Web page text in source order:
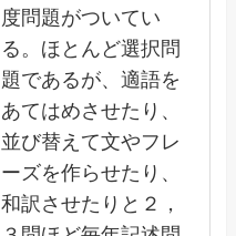
度問題がついてい
る。ほとんど選択問
題であるが、適語を
あてはめさせたり、
並び替えて文やフレ
ーズを作らせたり、
和訳させたりと２，